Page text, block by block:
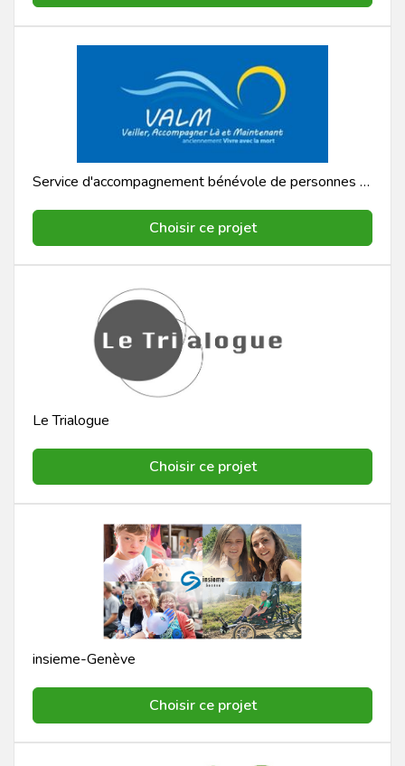
Service d'accompagnement bénévole de personnes en fin de vie
Choisir ce projet
Le Trialogue
Choisir ce projet
insieme-Genève
Choisir ce projet